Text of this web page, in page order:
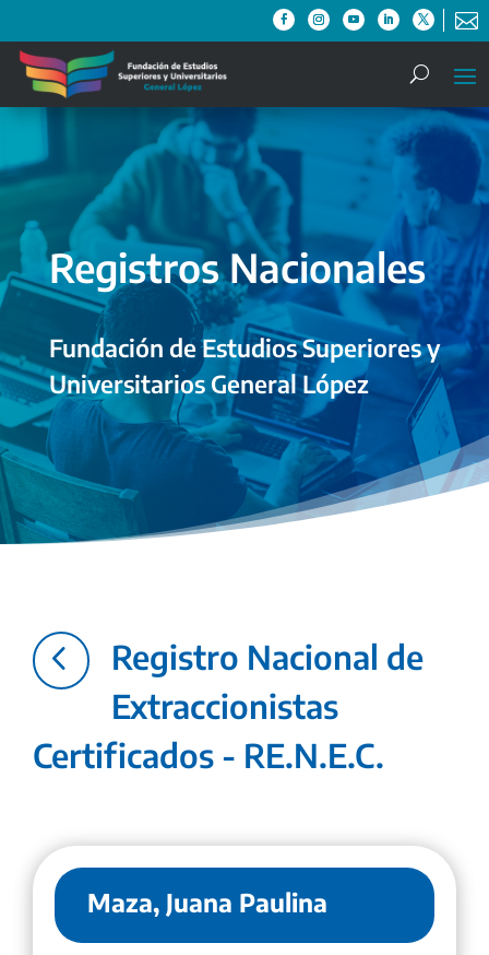

Registros Nacionales
Fundación de Estudios Superiores y
Universitarios General López
4
Registro Nacional de
Extraccionistas
Certificados - RE.N.E.C.
Maza, Juana Paulina